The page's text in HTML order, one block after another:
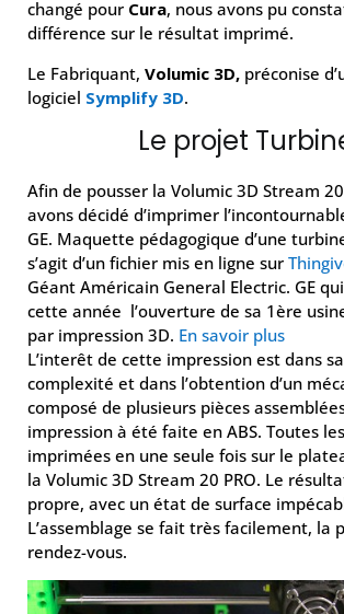
changé pour Cura, nous avons pu
différence sur le résultat imprimé.
Le Fabriquant, Volumic 3D, préconise
logiciel Symplify 3D.
Le projet
Afin de pousser la Volumic 3D Stream
avons décidé d’imprimer
GE. Maquette pédagogique d’une
s’agit d’un fichier mis en ligne sur
Géant Américain General Electric. GE
cette année l’ouverture de sa 1ère
par impression 3D. En savoir plus
L’interêt de cette impression est dans
complexité et dans l’obtention d’un
composé de plusieurs pièces
impression à été faite en ABS. Toutes
imprimées en une seule fois sur le
la Volumic 3D Stream 20 PRO. Le
propre, avec un état de surface
L’assemblage se fait très facilement, la
rendez-vous.